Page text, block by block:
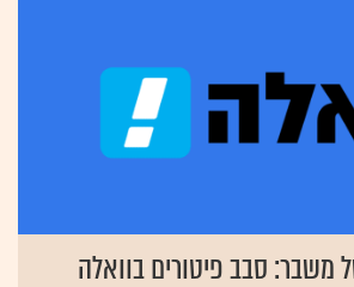
משבר: סבב פיטורים בוואלה